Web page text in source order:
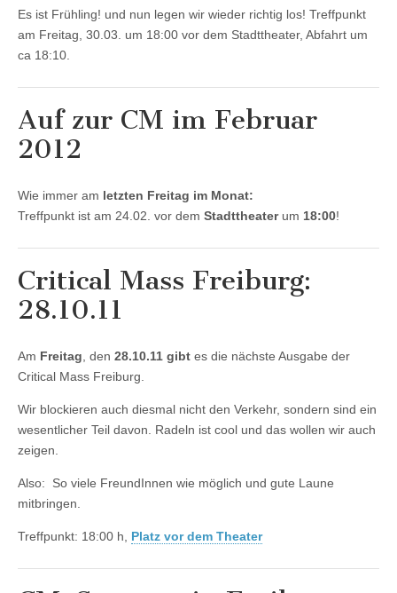
Es ist Frühling! und nun legen wir wieder richtig los! Treffpunkt
am Freitag, 30.03. um 18:00 vor dem Stadttheater, Abfahrt um
ca 18:10.
Auf zur CM im Februar
2012
Wie immer am letzten Freitag im Monat:
Treffpunkt ist am 24.02. vor dem Stadttheaterum 18:00!
Critical Mass Freiburg:
28.10.11
Am Freitag, den 28.10.11 gibt es die nächste Ausgabe der
Critical Mass Freiburg.
Wir blockieren auch diesmal nicht den Verkehr, sondern sind ein
wesentlicher Teil davon. Radeln ist cool und das wollen wir auch
zeigen.
Also: So viele FreundInnen wie möglich und gute Laune
mitbringen.
Treffpunkt: 18:00 h, Platz vor dem Theater